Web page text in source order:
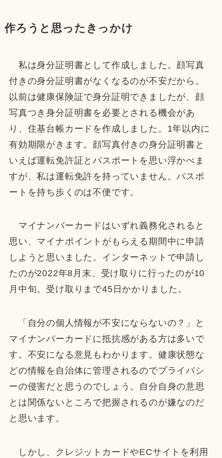
作ろうと思ったきっかけ
私は身分証明書として作成しました。顔写真
付きの身分証明書がなくなるのが不安だから。
以前は健康保険証で身分証明できましたが、顔
写真つき身分証明書を必要とされる機会があ
り、住基台帳カードを作成しました。1年以内に
有効期限がきます。顔写真付きの身分証明書と
いえば運転免許証とパスポートを思い浮かべま
すが、私は運転免許を持っていません。パスポ
ートを持ち歩くのは不便です。
マイナンバーカードはいずれ義務化されると
思い、マイナポイントがもらえる期間中に申請
しようと思いました。インターネットで申請し
たのが2022年8月末、受け取りに行ったのが10
月中旬。受け取りまで45日かかりました。
「自分の個人情報が不安にならないの？」と
マイナンバーカードに抵抗感がある方は多いで
す。不安になる意見もわかります。健康状態な
どの情報を自治体に管理されるのでプライバシ
ーの侵害だと思うのでしょう。自分自身の意思
とは関係ないところで把握されるのが嫌なのだ
と思います。
しかし、クレジットカードやECサイトを利用